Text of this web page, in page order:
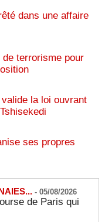
dans une affaire
de terrorisme pour
la loi ouvrant
ses propres
- 05/08/2026
de Paris qui